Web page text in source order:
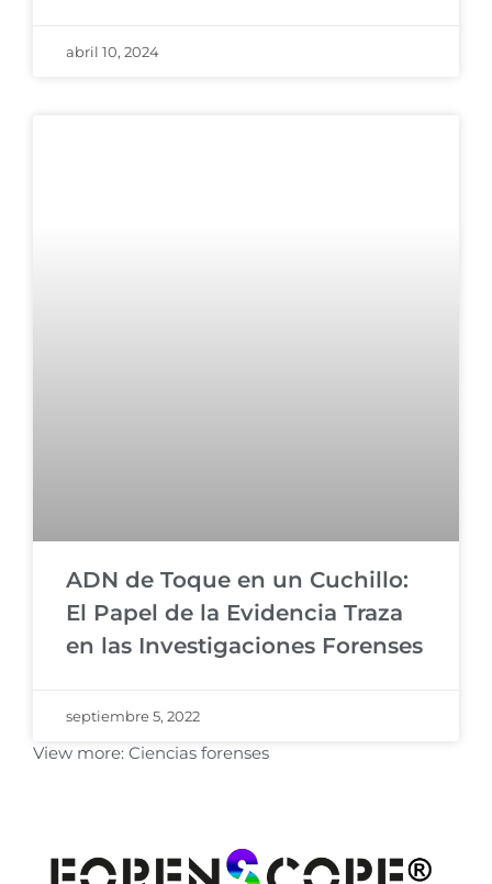
abril 10, 2024
ADN de Toque en un Cuchillo:
El Papel de la Evidencia Traza
en las Investigaciones Forenses
septiembre 5, 2022
View more: Ciencias forenses